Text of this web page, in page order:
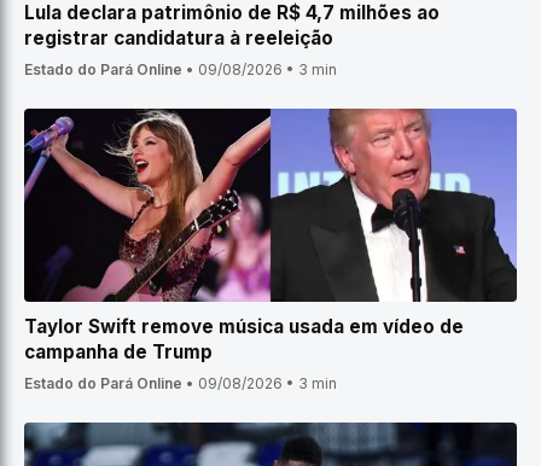
Lula declara patrimônio de R$ 4,7 milhões ao
registrar candidatura à reeleição
Estado do Pará Online • 09/08/2026 • 3 min
Taylor Swift remove música usada em vídeo de
campanha de Trump
Estado do Pará Online • 09/08/2026 • 3 min